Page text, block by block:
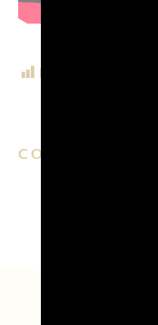
POST VIEWS:
CONDIVIDI SU: